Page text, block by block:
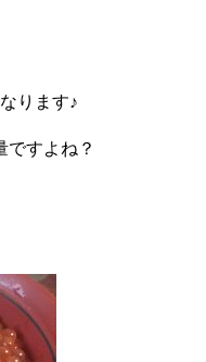
ります♪
ですよね？